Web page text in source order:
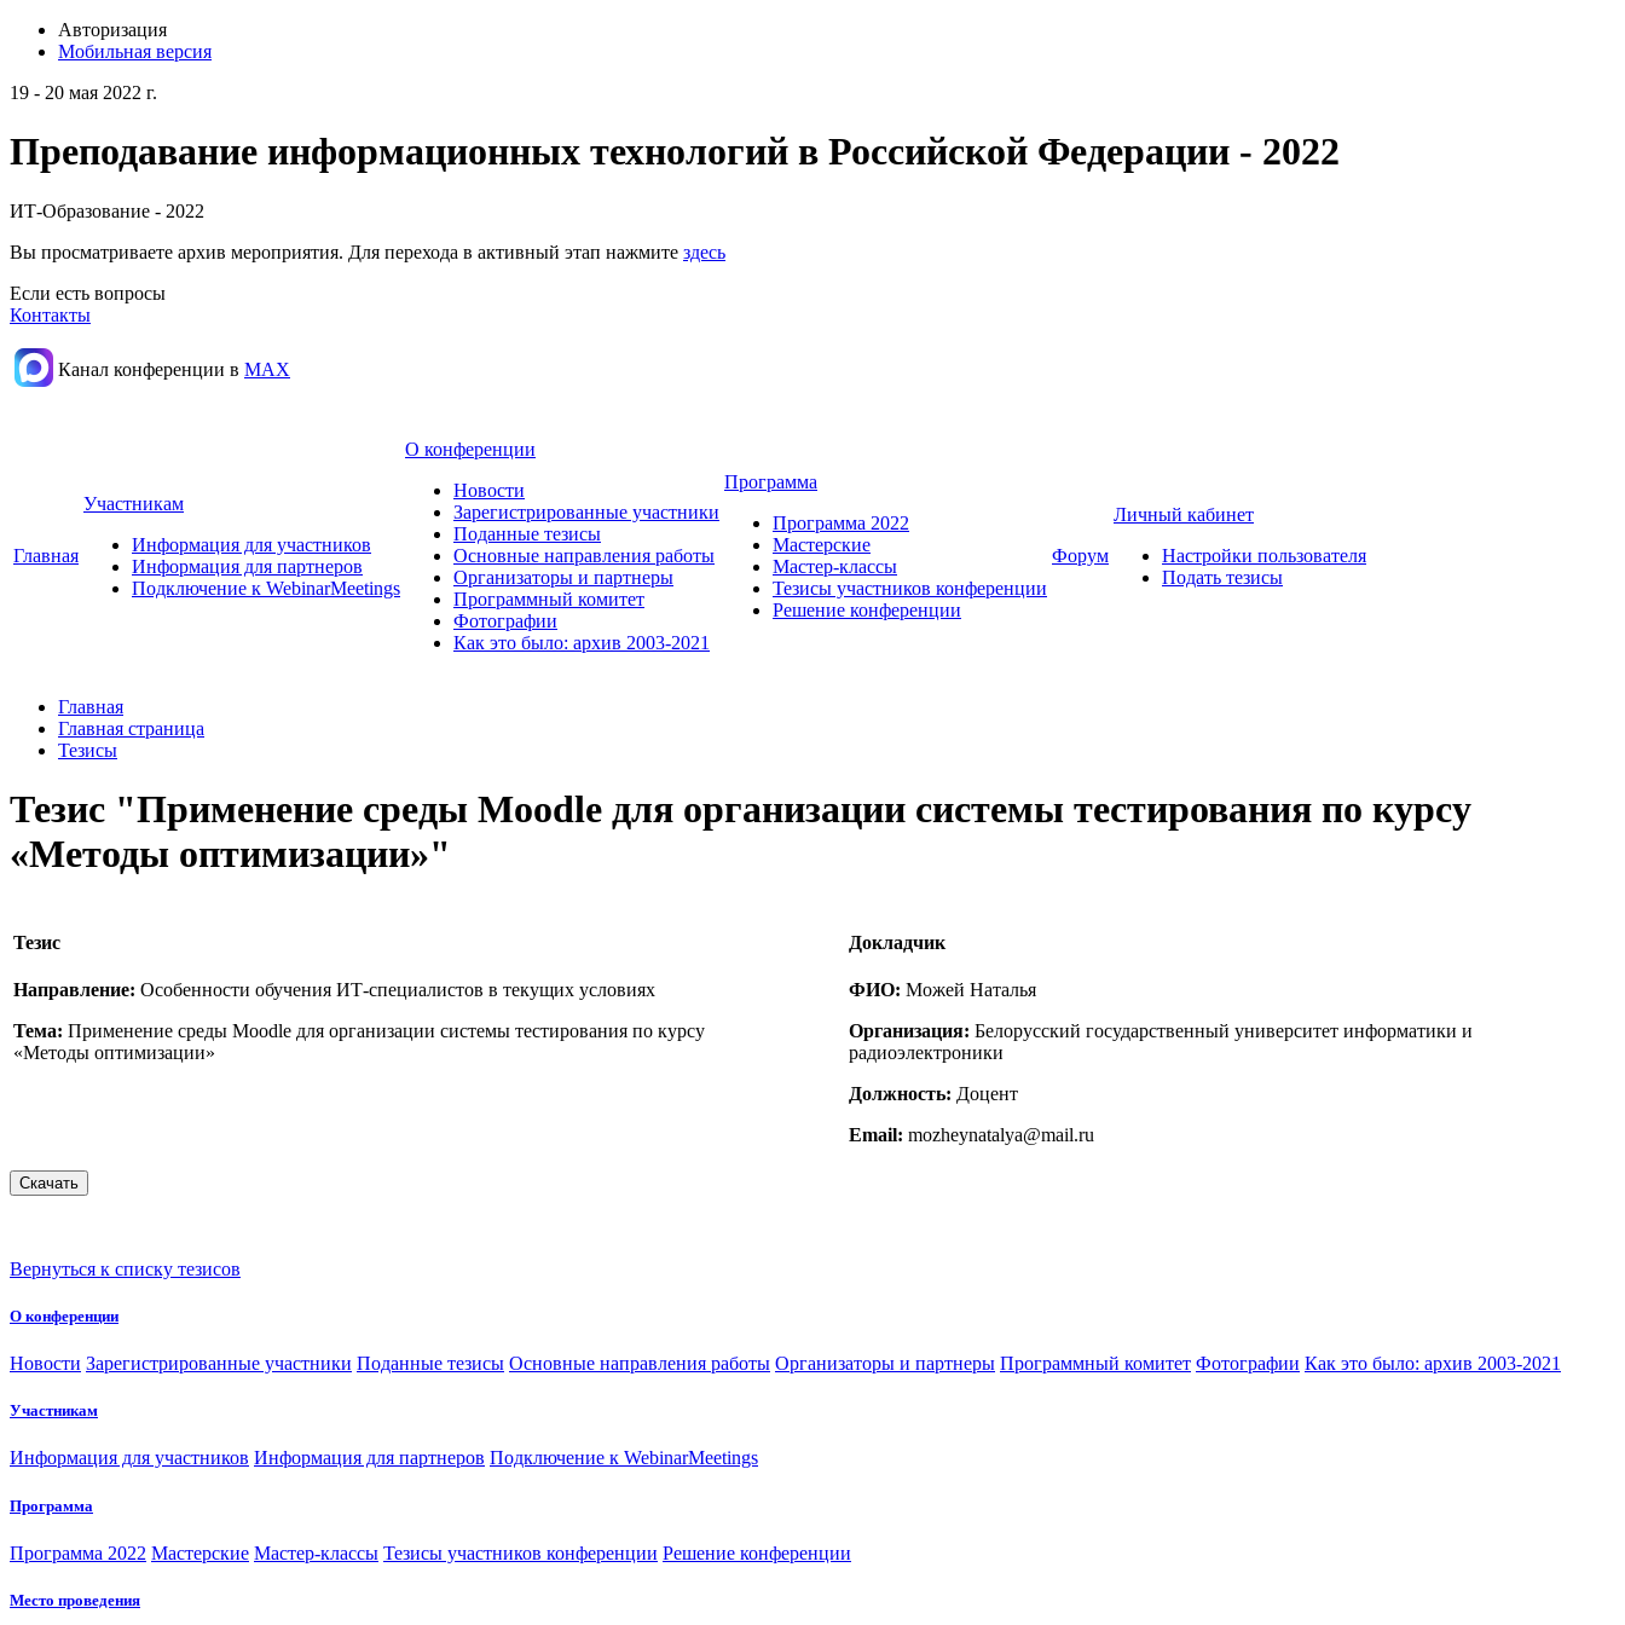
Авторизация
Мобильная версия
19 - 20 мая 2022 г.
Преподавание информационных технологий в Российской Федерации - 2022
ИТ-Образование - 2022
Вы просматриваете архив мероприятия. Для перехода в активный этап нажмите здесь
Если есть вопросы
Контакты
Канал конференции в МАХ
Главная
Участникам
Информация для участников
Информация для партнеров
Подключение к WebinarMeetings
О конференции
Новости
Зарегистрированные участники
Поданные тезисы
Основные направления работы
Организаторы и партнеры
Программный комитет
Фотографии
Как это было: архив 2003-2021
Программа
Программа 2022
Мастерские
Мастер-классы
Тезисы участников конференции
Решение конференции
Форум
Личный кабинет
Настройки пользователя
Подать тезисы
Главная
Главная страница
Тезисы
Тезис "Применение среды Moodle для организации системы тестирования по курсу
«Методы оптимизации»"
Тезис
Направление: Особенности обучения ИТ-специалистов в текущих условиях
Тема: Применение среды Moodle для организации системы тестирования по курсу
«Методы оптимизации»
Докладчик
ФИО: Можей Наталья
Организация: Белорусский государственный университет информатики и
радиоэлектроники
Должность: Доцент
Email: mozheynatalya@mail.ru
Вернуться к списку тезисов
О конференции
Новости Зарегистрированные участники Поданные тезисы Основные направления работы Организаторы и партнеры Программный комитет Фотографии Как это было: архив 2003-2021
Участникам
Информация для участников Информация для партнеров Подключение к WebinarMeetings
Программа
Программа 2022 Мастерские Мастер-классы Тезисы участников конференции Решение конференции
Место проведения